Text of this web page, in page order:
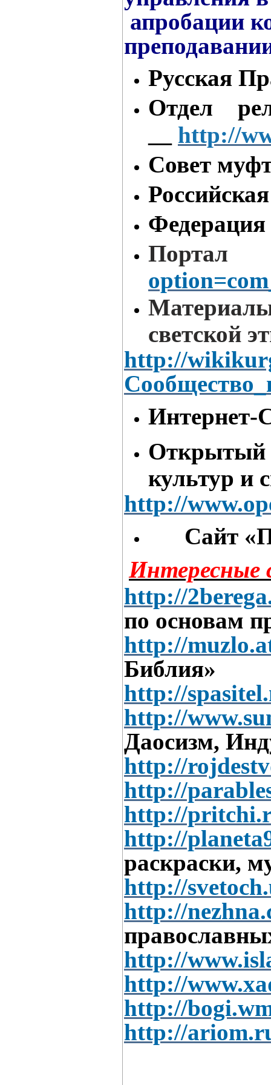
апробации
Русская
Отдел
http://
Совет
светской
http://
Открытый
культур и
http://
Сайт
Интересные
http://
по основам
http://
Библия»
http://
http://
Даосизм,
http://
http://
http://
http://
раскраски,
http://
http://
http://
http://
http://
http://